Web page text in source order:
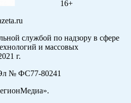
16+
службой по надзору в сфере
и массовых
г.
№ ФС77-80241